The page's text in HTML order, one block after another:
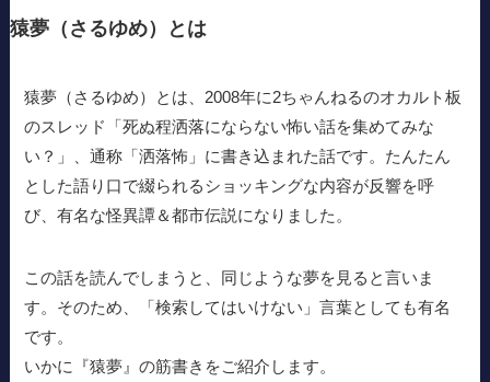
猿夢（さるゆめ）とは
猿夢（さるゆめ）とは、2008年に2ちゃんねるのオカルト板
のスレッド「死ぬ程洒落にならない怖い話を集めてみな
い？」、通称「洒落怖」に書き込まれた話です。たんたん
とした語り口で綴られるショッキングな内容が反響を呼
び、有名な怪異譚＆都市伝説になりました。
この話を読んでしまうと、同じような夢を見ると言いま
す。そのため、「検索してはいけない」言葉としても有名
です。
いかに『猿夢』の筋書きをご紹介します。